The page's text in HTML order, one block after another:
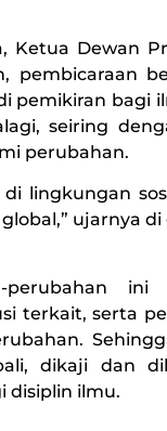
Ketua Dewan
pembicaraan
pemikiran bagi
seiring
perubahan.
lingkungan
ujarnya
perubahan
terkait, serta
dikaji dan
disiplin ilmu.